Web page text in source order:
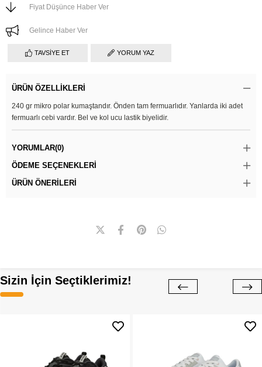
Fiyat Düşünce Haber Ver
Gelince Haber Ver
TAVSIYE ET YORUM YAZ
ÜRÜN ÖZELLIKLERI
240 gr mikro polar kumaştandır. Önden tam fermuarlıdır. Yanlarda iki adet
fermuarlı cebi vardır. Bel ve kol ucu lastik biyelidir.
YORUMLAR(0)
ÖDEME SEÇENEKLERI
ÜRÜN ÖNERILERI
Sizin İçin Seçtiklerimiz!